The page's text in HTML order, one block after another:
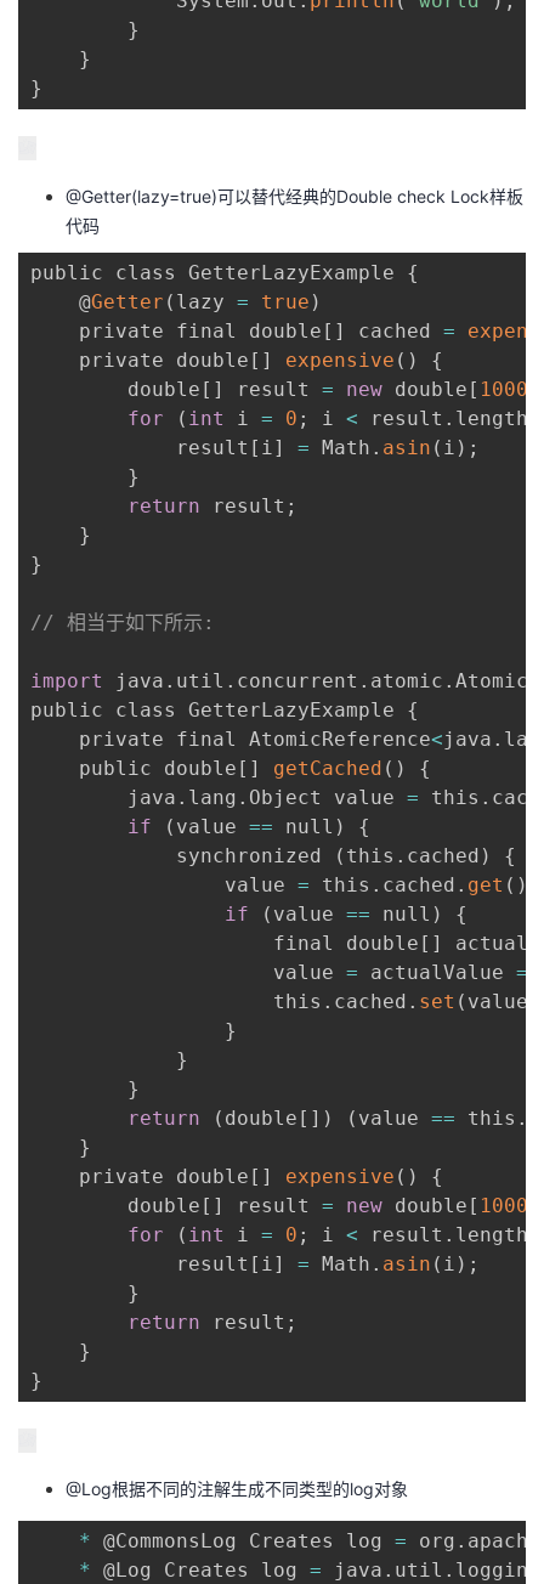
}
}
}
@Getter(lazy=true)可以替代经典的Double check Lock样板
代码
public class GetterLazyExample {
    @
Getter ( lazy = true )
    private final double
[ ] cached =
    private double
[ ] expensive ( )
{
        double
[ ] result = new double [
for
( int i = 0 ; i < result . length
            result
[ i] = Math . asin ( i ) ;
}
return result ;
}
}
// 相当于如下所示:
import java . util . concurrent . atomic .
public class GetterLazyExample {
    private final AtomicReference
<java .
    public double
[ ] getCached ( )
{
        java
. lang . Object value = this .
if
( value == null )
{
            synchronized
( this . cached )
{
                value
= this . cached . get ( )
if
( value == null )
{
                    final double
[ ]
                    value
= actualValue ==
                    this
. cached . set ( value
}
}
}
return
( double [ ] ) ( value == this .
}
    private double
[ ] expensive ( )
{
        double
[ ] result = new double [
for
( int i = 0 ; i < result . length
            result
[ i] = Math . asin ( i ) ;
}
return result ;
}
}
@Log根据不同的注解生成不同类型的log对象
* @CommonsLog Creates log = org . apache
*
@Log Creates log = java . util . logging